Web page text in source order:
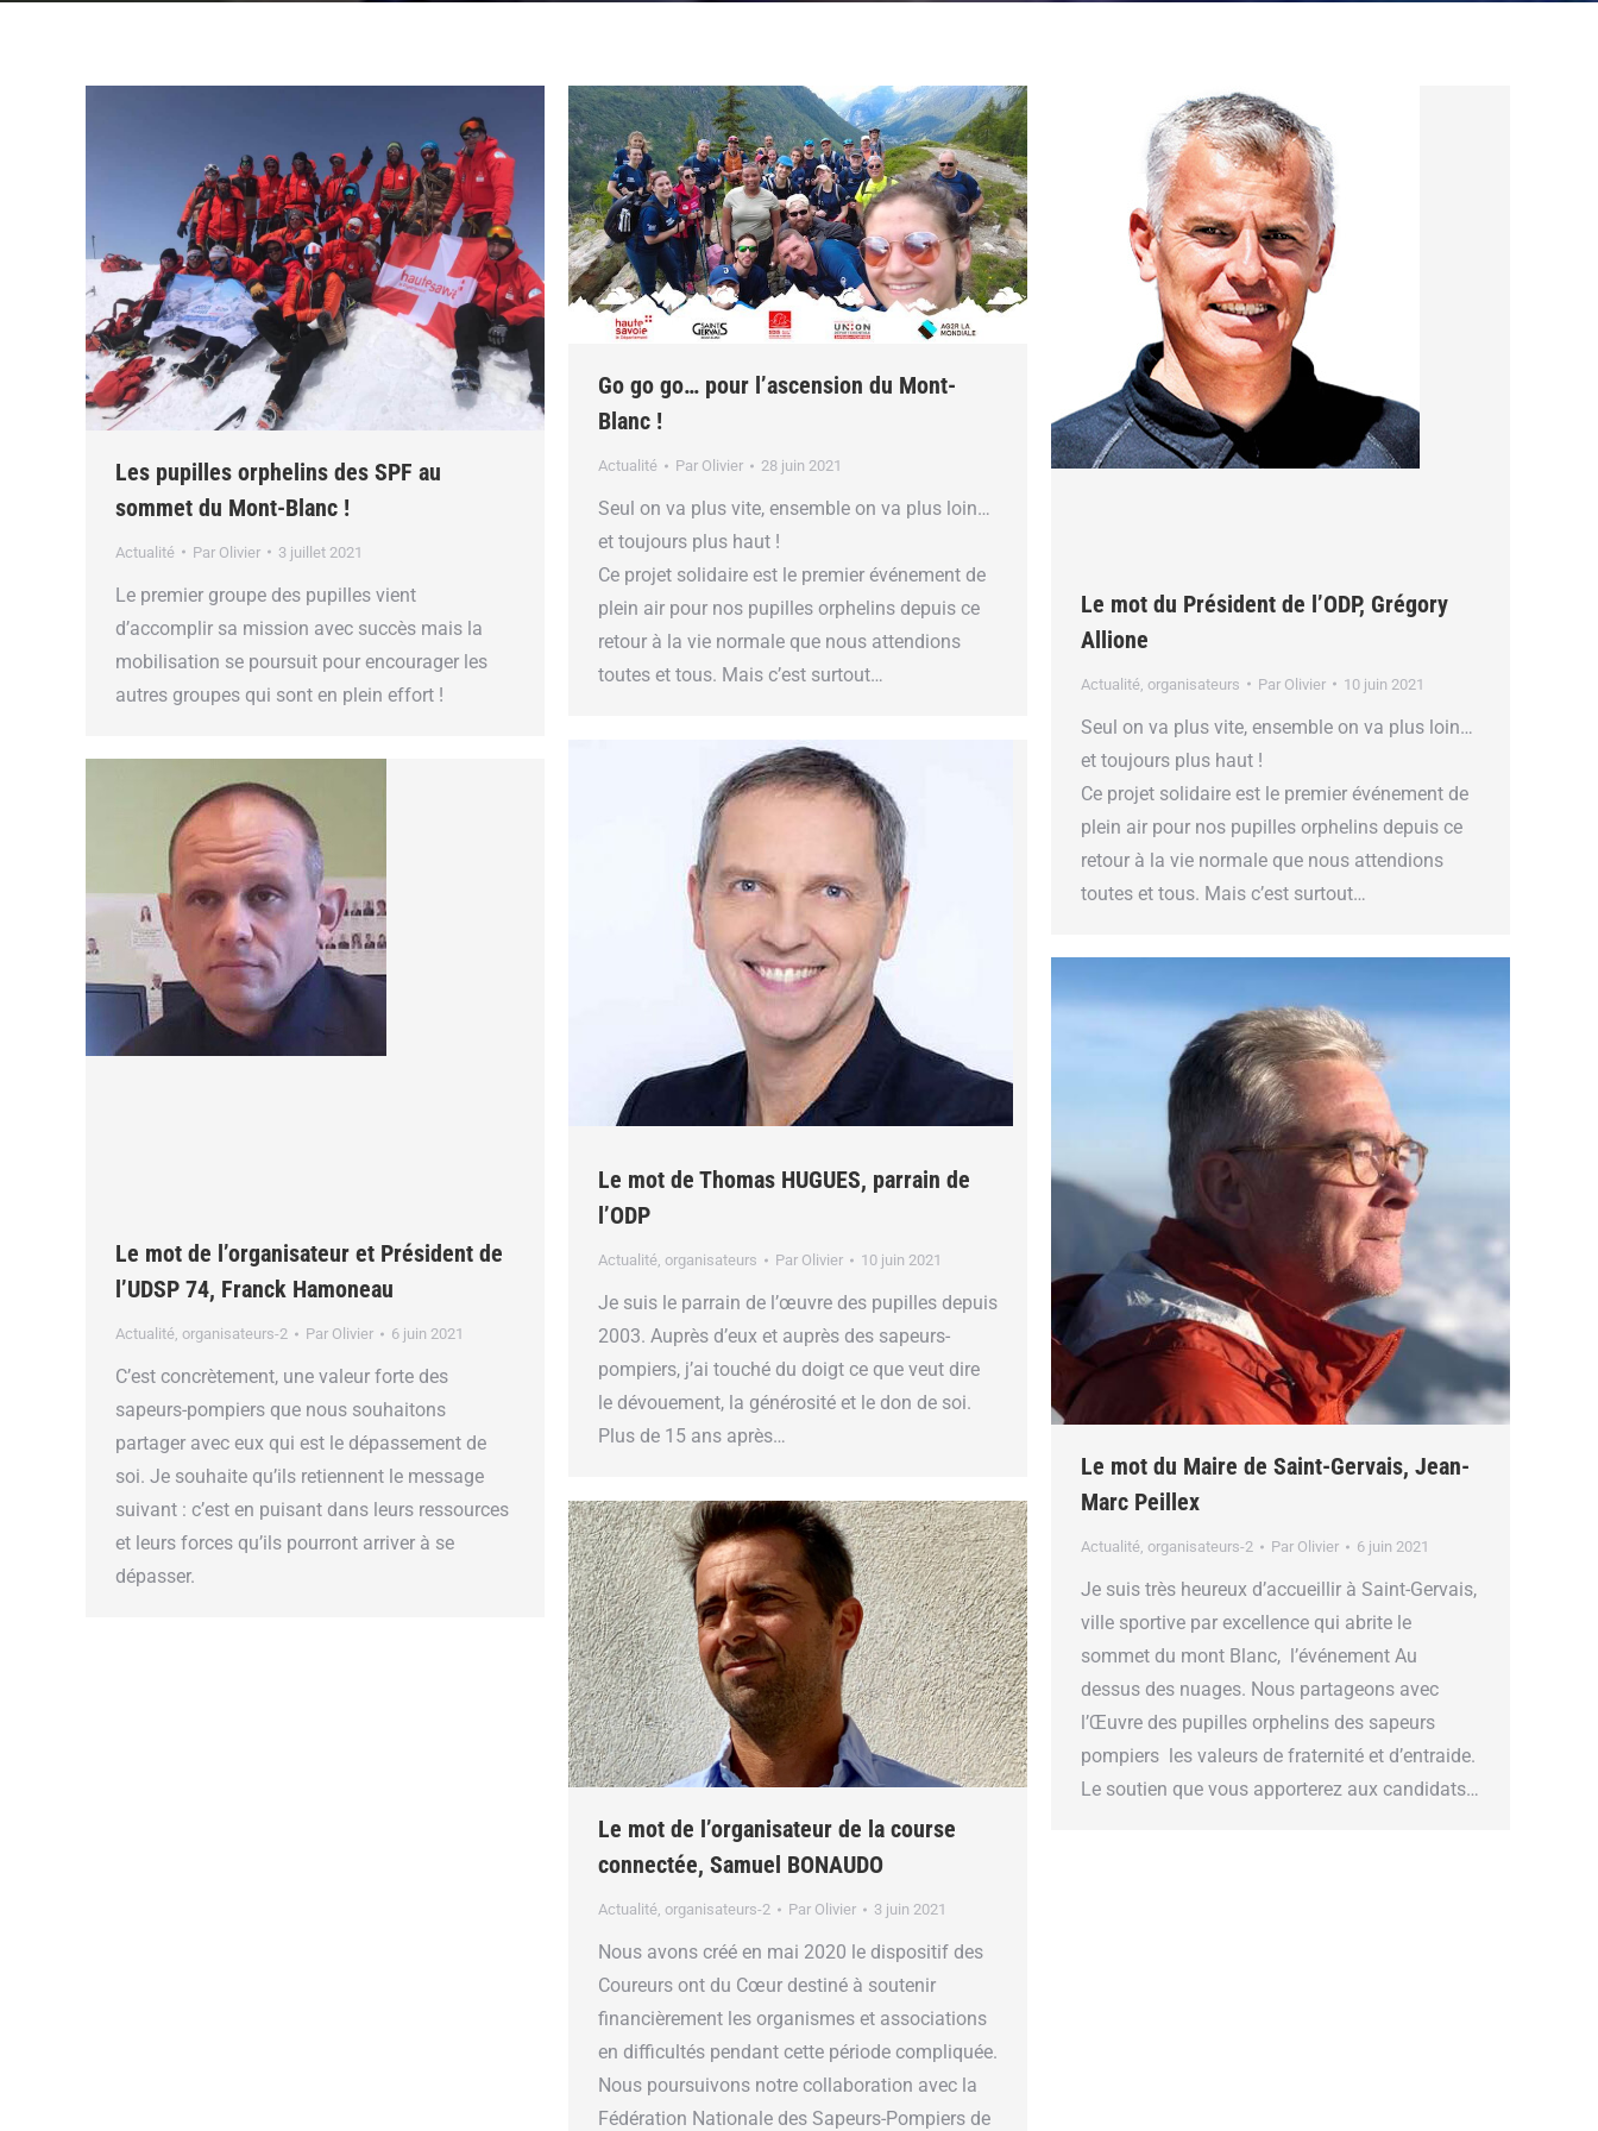
Les pupilles orphelins des SPF au
sommet du Mont-Blanc !
Actualité Par Olivier 3 juillet 2021
Le premier groupe des pupilles vient
d’accomplir sa mission avec succès mais la
mobilisation se poursuit pour encourager les
autres groupes qui sont en plein effort !
Go go go… pour l’ascension du Mont-
Blanc !
Actualité Par Olivier 28 juin 2021
Seul on va plus vite, ensemble on va plus loin…
et toujours plus haut !
Ce projet solidaire est le premier événement de
plein air pour nos pupilles orphelins depuis ce
retour à la vie normale que nous attendions
toutes et tous. Mais c’est surtout…
Le mot du Président de l’ODP, Grégory
Allione
Actualité organisateurs Par Olivier 10 juin 2021
Seul on va plus vite, ensemble on va plus loin…
et toujours plus haut !
Ce projet solidaire est le premier événement de
plein air pour nos pupilles orphelins depuis ce
retour à la vie normale que nous attendions
toutes et tous. Mais c’est surtout…
Le mot de Thomas HUGUES, parrain de
l’ODP
Actualité, organisateurs Par Olivier 10 juin 2021
Je suis le parrain de l’œuvre des pupilles depuis
2003. Auprès d’eux et auprès des sapeurs-
pompiers, j’ai touché du doigt ce que veut dire
le dévouement, la générosité et le don de soi.
Plus de 15 ans après…
Le mot de l’organisateur et Président de
l’UDSP 74, Franck Hamoneau
Actualité, organisateurs-2 Par Olivier 6 juin 2021
C’est concrètement, une valeur forte des
sapeurs-pompiers que nous souhaitons
partager avec eux qui est le dépassement de
soi. Je souhaite qu’ils retiennent le message
suivant : c’est en puisant dans leurs ressources
et leurs forces qu’ils pourront arriver à se
dépasser.
Le mot du Maire de Saint-Gervais, Jean-
Marc Peillex
Actualité, organisateurs-2 Par Olivier 6 juin 2021
Je suis très heureux d’accueillir à Saint-Gervais,
ville sportive par excellence qui abrite le
sommet du mont Blanc, l’événement Au
dessus des nuages. Nous partageons avec
l’Œuvre des pupilles orphelins des sapeurs
pompiers les valeurs de fraternité et d’entraide.
Le soutien que vous apporterez aux candidats…
Le mot de l’organisateur de la course
connectée, Samuel BONAUDO
Actualité, organisateurs-2 Par Olivier 3 juin 2021
Nous avons créé en mai 2020 le dispositif des
Coureurs ont du Cœur destiné à soutenir
financièrement les organismes et associations
en difficultés pendant cette période compliquée.
Nous poursuivons notre collaboration avec la
Fédération Nationale des Sapeurs-Pompiers de